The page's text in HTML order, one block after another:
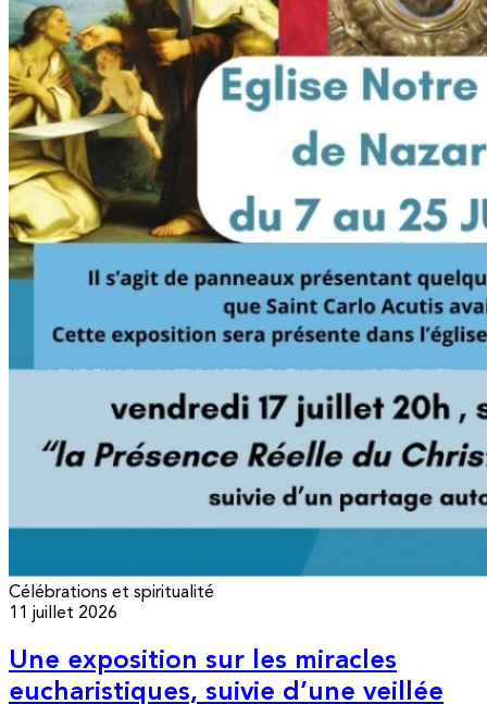
Célébrations et spiritualité
11 juillet 2026
Une exposition sur les miracles
eucharistiques, suivie d’une veillée